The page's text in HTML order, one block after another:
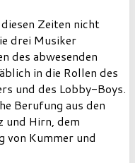
Zeiten nicht
drei Musiker
des abwesenden
in die Rollen des
und des Lobby-Boys.
Berufung aus den
und Hirn, dem
von Kummer und